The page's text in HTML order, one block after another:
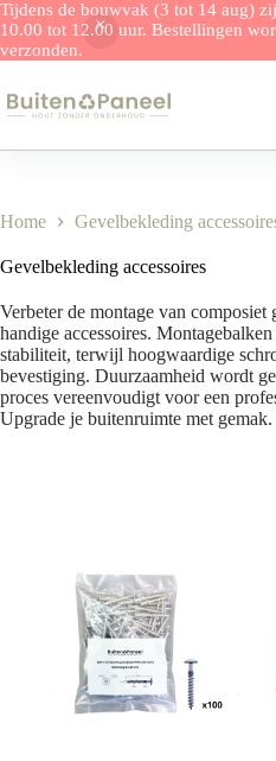
Tijdens de bouwvak (3 tot 14 aug)
10.00 tot 12.00 uur. Bestellingen
verzonden.
naar
de
Home Gevelbekleding
Gevelbekleding accessoires
Verbeter de montage van composiet
handige accessoires.
stabiliteit, terwijl hoogwaardige
bevestiging. Duurzaamheid wordt
proces vereenvoudigt voor een
Upgrade je buitenruimte met gemak.